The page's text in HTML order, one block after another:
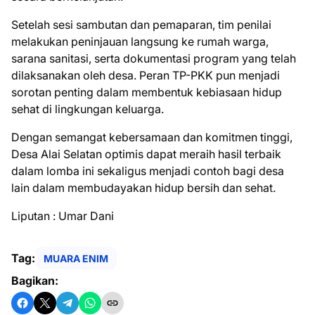
Setelah sesi sambutan dan pemaparan, tim penilai
melakukan peninjauan langsung ke rumah warga,
sarana sanitasi, serta dokumentasi program yang telah
dilaksanakan oleh desa. Peran TP-PKK pun menjadi
sorotan penting dalam membentuk kebiasaan hidup
sehat di lingkungan keluarga.
Dengan semangat kebersamaan dan komitmen tinggi,
Desa Alai Selatan optimis dapat meraih hasil terbaik
dalam lomba ini sekaligus menjadi contoh bagi desa
lain dalam membudayakan hidup bersih dan sehat.
Liputan : Umar Dani
Tag: MUARA ENIM
Bagikan: